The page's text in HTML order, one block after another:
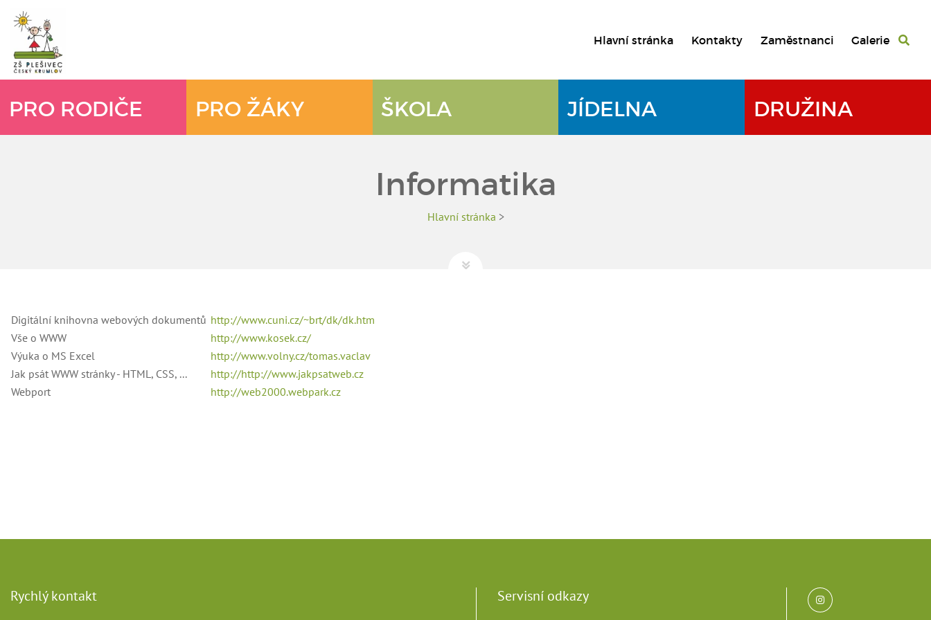
Hlavní stránka Kontakty Zaměstnanci Galerie
PRO RODIČE PRO ŽÁKY ŠKOLA JÍDELNA DRUŽINA
Informatika
Hlavní stránka >
Digitální knihovna webových dokumentů http://www.cuni.cz/~brt/dk/dk.htm
Vše o WWW
http://www.kosek.cz/
Výuka o MS Excel
http://www.volny.cz/tomas.vaclav
Jak psát WWW stránky - HTML, CSS, ...
http://http://www.jakpsatweb.cz
Webport
http://web2000.webpark.cz
Rychlý kontakt Servisní odkazy